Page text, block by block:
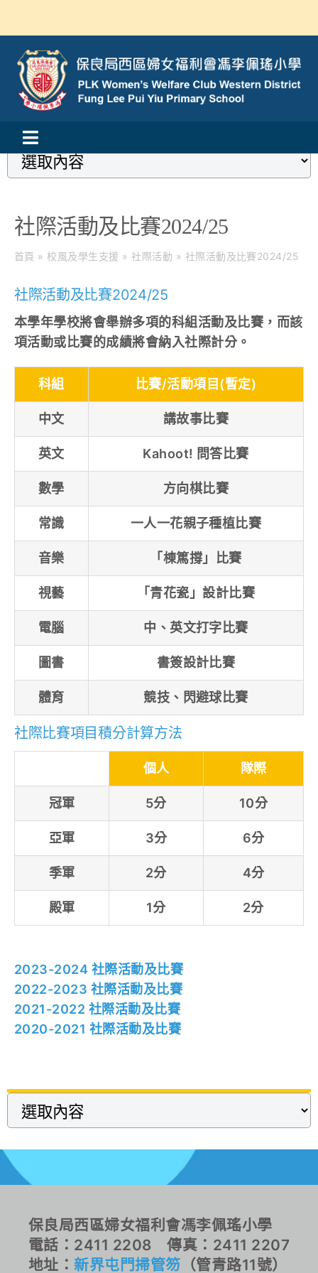
content
Toggle
Navigation
活動消息
學與教
校風及學生支援
學校特色
對外聯繫
聯絡我們
Loading...
社際活動及比賽2024/25
首頁 » 校風及學生支援 »社際活動 » 社際活動及比賽2024/25
社際活動及比賽2024/25
本學年學校將會舉辦多項的科組活動及比賽，而該
項活動或比賽的成績將會納入社際計分。
科組 比賽/活動項目(暫定)
中文 講故事比賽
英文 Kahoot! 問答比賽
數學 方向棋比賽
常識 一人一花親子種植比賽
音樂 「棟篤撐」比賽
視藝 「青花瓷」設計比賽
電腦 中、英文打字比賽
圖書 書簽設計比賽
體育 競技、閃避球比賽
社際比賽項目積分計算方法
個人 隊際
冠軍 5分 10分
亞軍 3分 6分
季軍 2分 4分
殿軍 1分 2分
2023-2024 社際活動及比賽
2022-2023 社際活動及比賽
2021-2022 社際活動及比賽
2020-2021 社際活動及比賽
保良局西區婦女福利會馮李佩瑤小學
電話：2411 2208 傳真：2411 2207
地址： 新界屯門掃管笏 （管青路11號）